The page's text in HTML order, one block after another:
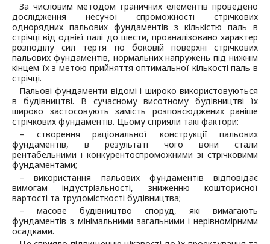
За числовим методом граничних елементів проведено
дослідження несучої спроможності стрічкових
однорядних пальових фундаментів з кількістю паль в
стрічці від однієї палі до шести, проаналізовано характер
розподілу сил тертя по боковій поверхні стрічкових
пальових фундаментів, нормальних напружень під нижнім
кінцем їх з метою прийняття оптимальної кількості паль в
стрічці.
Пальові фундаменти відомі і широко використовуються
в будівництві. В сучасному висотному будівництві їх
широко застосовують замість розповсюджених раніше
стрічкових фундаментів. Цьому сприяли такі фактори:
– створення раціональної конструкції пальових
фундаментів, в результаті чого вони стали
рентабельними і конкурентоспроможними зі стрічковими
фундаментами;
– використання пальових фундаментів відповідає
вимогам індустріальності, зниженню кошторисної
вартості та трудомісткості будівництва;
– масове будівництво споруд, які вимагають
фундаментів з мінімальними загальними і нерівномірними
осадками.